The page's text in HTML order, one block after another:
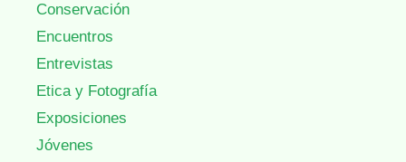
Conservación
Encuentros
Entrevistas
Etica y Fotografía
Exposiciones
Jóvenes